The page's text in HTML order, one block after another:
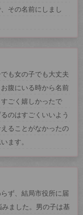
その名前にしまし
も女の子でも大丈夫
腹にいる時から名前
ごく嬉しかったで
のはすごくいいよう
ることがなかったの
ます。
ず、結局市役所に届
ました。男の子は基